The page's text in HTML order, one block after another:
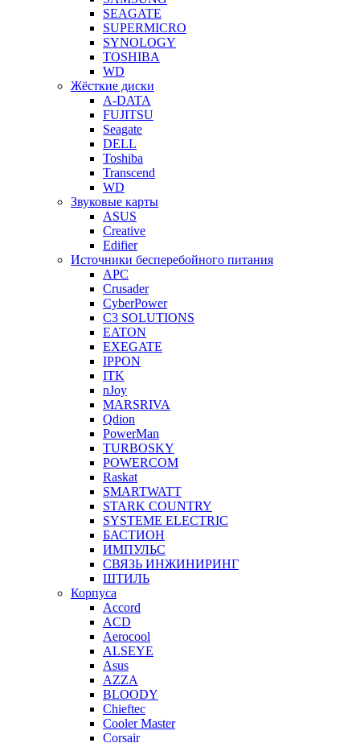
SEAGATE
SUPERMICRO
SYNOLOGY
TOSHIBA
WD
Жёсткие диски
A-DATA
FUJITSU
Seagate
DELL
Toshiba
Transcend
WD
Звуковые карты
ASUS
Creative
Edifier
Источники бесперебойного питания
APC
Crusader
CyberPower
C3 SOLUTIONS
EATON
EXEGATE
IPPON
ITK
nJoy
MARSRIVA
Qdion
PowerMan
TURBOSKY
POWERCOM
Raskat
SMARTWATT
STARK COUNTRY
SYSTEME ELECTRIC
БАСТИОН
ИМПУЛЬС
СВЯЗЬ ИНЖИНИРИНГ
ШТИЛЬ
Корпуса
Accord
ACD
Aerocool
ALSEYE
Asus
AZZA
BLOODY
Chieftec
Cooler Master
Corsair